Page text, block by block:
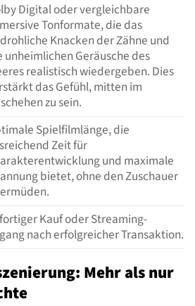
Digital oder vergleichbare
Tonformate, die das
Knacken der Zähne und
unheimlichen Geräusche des
realistisch wiedergeben. Dies
das Gefühl, mitten im
zu sein.
Spielfilmlänge, die
Zeit für
und maximale
bietet, ohne den Zuschauer
Kauf oder Streaming-
nach erfolgreicher Transaktion.
Mehr als nur